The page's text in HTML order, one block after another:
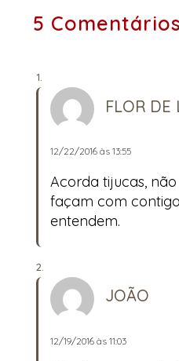
5
FLOR DE
12/22/2016 às 13:55
Acorda tijucas,
façam com
entendem.
JOÃO
12/19/2016 às 11:03